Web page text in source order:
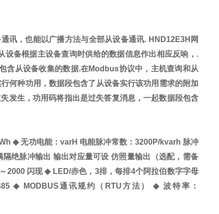
讯，也能以广播方法与全部从设备通讯. HND12E3H 网
备根据主设备查询时供给的数据信息作出相应反响， .
含从设备收集的数据.在Modbus协议中，主机查询和从
何种功用，数据段包含了从设备实行该功用需求的附加
发生，功用码将指出是过失答复消息，一起数据段包含
◆ 无功电能：varH 电能脉冲常数： 3200P/kvarh 脉冲
隔绝脉冲输出 输出对应量可设 仿照量输出（选配，需备
～2000 闪现 ◆LED/赤色， 3排，每排4个阿拉伯数字字母
◆ MODBUS通讯规约（ RTU方法） ◆ 波特率：